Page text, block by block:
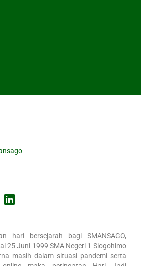
hari bersejarah bagi SMANSAGO,
25 Juni 1999 SMA Negeri 1 Slogohimo
masih dalam situasi pandemi serta